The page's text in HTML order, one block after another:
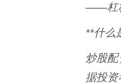
——杠
**什么
炒股
据投